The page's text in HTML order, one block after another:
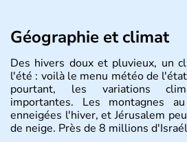
Géographie et climat
Des hivers doux et pluvieux, un
l'été : voilà le menu météo de
pourtant, les variations
importantes. Les montagnes
enneigées l'hiver, et Jérusalem
de neige. Près de 8 millions